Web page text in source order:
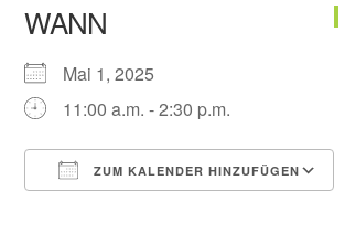
WANN
Mai 1, 2025
11:00 a.m. - 2:30 p.m.
ZUM KALENDER HINZUFÜGEN